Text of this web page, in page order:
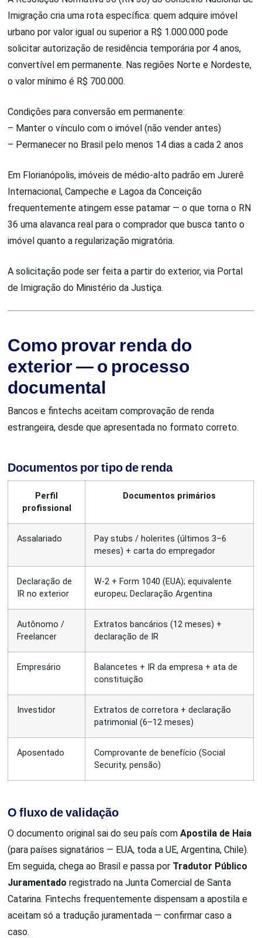
Imigração cria uma rota específica: quem adquire imóvel
urbano por valor igual ou superior a R$ 1.000.000 pode
solicitar autorização de residência temporária por 4 anos,
convertível em permanente. Nas regiões Norte e Nordeste,
o valor mínimo é R$ 700.000.
Condições para conversão em permanente:
– Manter o vínculo com o imóvel (não vender antes)
– Permanecer no Brasil pelo menos 14 dias a cada 2 anos
Em Florianópolis, imóveis de médio-alto padrão em Jurerê
Internacional, Campeche e Lagoa da Conceição
frequentemente atingem esse patamar — o que torna o RN
36 uma alavanca real para o comprador que busca tanto o
imóvel quanto a regularização migratória.
A solicitação pode ser feita a partir do exterior, via Portal
de Imigração do Ministério da Justiça.
Como provar renda do
exterior — o processo
documental
Bancos e fintechs aceitam comprovação de renda
estrangeira, desde que apresentada no formato correto.
Documentos por tipo de renda
Perfil
profissional
Documentos primários
Assalariado
Pay stubs / holerites (últimos 3–6
meses) + carta do empregador
Declaração de
IR no exterior
W-2 + Form 1040 (EUA); equivalente
europeu; Declaração Argentina
Autônomo /
Freelancer
Extratos bancários (12 meses) +
declaração de IR
Empresário
Balancetes + IR da empresa + ata de
constituição
Investidor
Extratos de corretora + declaração
patrimonial (6–12 meses)
Aposentado
Comprovante de benefício (Social
Security, pensão)
O fluxo de validação
O documento original sai do seu país comApostila de Haia
(para países signatários — EUA, toda a UE, Argentina, Chile).
Em seguida, chega ao Brasil e passa por Tradutor Público
Juramentado registrado na Junta Comercial de Santa
Catarina. Fintechs frequentemente dispensam a apostila e
aceitam só a tradução juramentada — confirmar caso a
caso.